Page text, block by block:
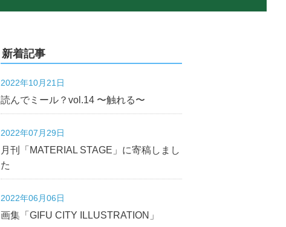
新着記事
2022年10月21日
読んでミール？vol.14 〜触れる〜
2022年07月29日
月刊「MATERIAL STAGE」に寄稿しまし
た
2022年06月06日
画集「GIFU CITY ILLUSTRATION」